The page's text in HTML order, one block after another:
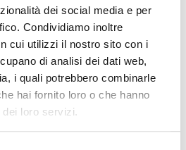
dei social media e per
Condividiamo inoltre
cui utilizzi il nostro sito con i
di analisi dei dati web,
i quali potrebbero combinarle
hai fornito loro o che hanno
loro servizi.